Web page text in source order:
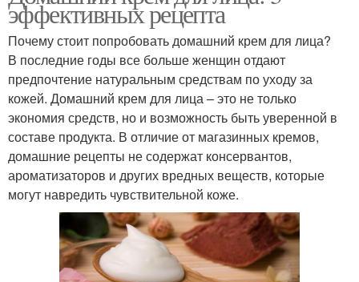
эффективных рецепта
Почему стоит попробовать домашний крем для лица?
В последние годы все больше женщин отдают
предпочтение натуральным средствам по уходу за
кожей. Домашний крем для лица – это не только
экономия средств, но и возможность быть уверенной в
составе продукта. В отличие от магазинных кремов,
домашние рецепты не содержат консервантов,
ароматизаторов и других вредных веществ, которые
могут навредить чувствительной коже.